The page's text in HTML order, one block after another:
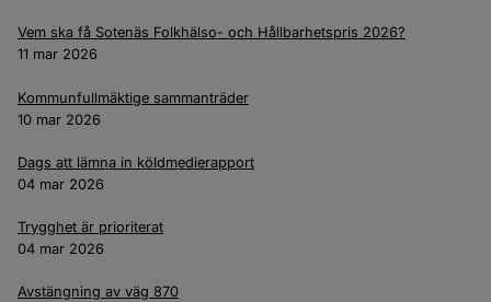
Vem ska få Sotenäs Folkhälso- och Hållbarhetspris 2026?
11 mar 2026
Kommunfullmäktige sammanträder
10 mar 2026
Dags att lämna in köldmedierapport
04 mar 2026
Trygghet är prioriterat
04 mar 2026
Avstängning av väg 870